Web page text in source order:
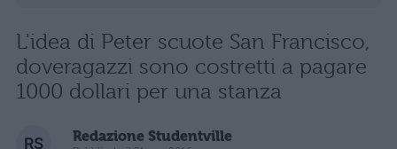
L'idea di Peter scuote San Francisco,
doveragazzi sono costretti a pagare
1000 dollari per una stanza
Redazione Studentville